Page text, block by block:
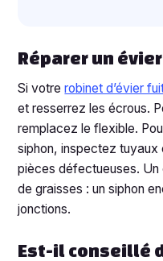
Réparer un
Si votrerobinet d’évier
et resserrez les écrous.
remplacez le flexible.
siphon, inspectez
pièces défectueuses. Un
de graisses : un siphon
jonctions.
Est-il conseillé